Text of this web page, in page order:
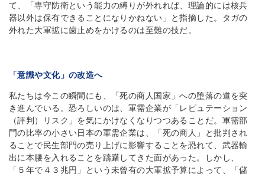
て、「専守防衛という能力の縛りが外れれば、理論的には核兵
器以外は保有できることになりかねない」と指摘した。タガの
外れた大軍拡に歯止めをかけるのは至難の技だ。
「意識や文化」の改造へ
私たちは今この瞬間にも、「死の商人国家」への堕落の道を突
き進んでいる。恐ろしいのは、軍需企業が「レピュテーション
（評判）リスク」を気にかけなくなりつつあることだ。軍需部
門の比率の小さい日本の軍需企業は、「死の商人」と批判され
ることで民生部門の売り上げに影響することを恐れて、武器輸
出に本腰を入れることを躊躇してきた面があった。しかし、
「５年で４３兆円」という未曾有の大軍拡予算によって、「儲